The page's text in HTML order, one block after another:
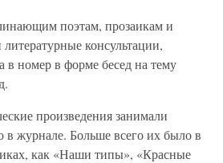
поэтам, прозаикам и
консультации,
в номер в форме бесед на тему
произведения занимали
в журнале. Больше всего их было в
как «Наши типы», «Красные